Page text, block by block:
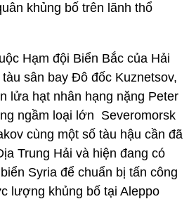
khủng bố trên lãnh thổ
Hạm đội Biển Bắc của Hải
sân bay Đô đốc Kuznetsov,
lửa hạt nhân hạng nặng Peter
ngầm loại lớn Severomorsk
cùng một số tàu hậu cần đã
Trung Hải và hiện đang có
Syria để chuẩn bị tấn công
lượng khủng bố tại Aleppo